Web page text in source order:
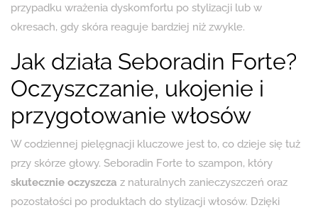
przypadku wrażenia dyskomfortu po stylizacji lub w
okresach, gdy skóra reaguje bardziej niż zwykle.
Jak działa Seboradin Forte?
Oczyszczanie, ukojenie i
przygotowanie włosów
W codziennej pielęgnacji kluczowe jest to, co dzieje się tuż
przy skórze głowy. Seboradin Forte to szampon, który
skutecznie oczyszcza z naturalnych zanieczyszczeń oraz
pozostałości po produktach do stylizacji włosów. Dzięki